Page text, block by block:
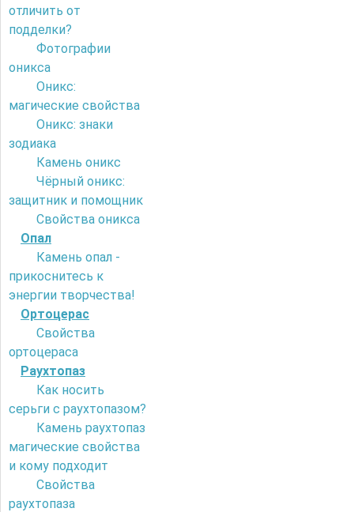
отличить от
подделки?
Фотографии
оникса
Оникс:
магические свойства
Оникс: знаки
зодиака
Камень оникс
Чёрный оникс:
защитник и помощник
Свойства оникса
Опал
Камень опал -
прикоснитесь к
энергии творчества!
Ортоцерас
Свойства
ортоцераса
Раухтопаз
Как носить
серьги с раухтопазом?
Камень раухтопаз
магические свойства
и кому подходит
Свойства
раухтопаза